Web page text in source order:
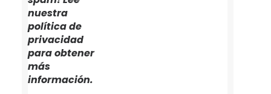
nuestra
política de
privacidad
para obtener
más
información.